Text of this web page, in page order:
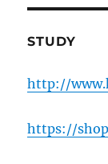
STUDY
http://
https://